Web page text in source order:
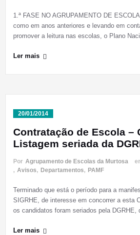
1.ª FASE NO AGRUPAMENTO DE
como em anos anteriores e levando em
promover a leitura nas escolas, o Plano
Ler mais
20/01/2014
Contratação de Escola –
Listagem seriada da
Por Agrupamento de Escolas da Murtosa
, Avisos, Departamentos, PAMF
Terminado que está o período para a
SIGRHE, de interesse em concorrer a esta
os candidatos foram seriados pela
Ler mais